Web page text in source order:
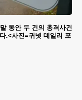
동안 두 건의 총격사건
.<사진=귀넷 데일리 포